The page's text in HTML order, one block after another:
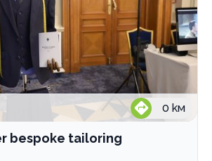
0 км
bespoke tailoring